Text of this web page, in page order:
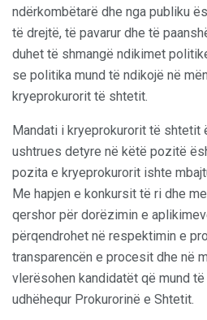
ndërkombëtarë dhe nga publiku
të drejtë, të pavarur dhe të
duhet të shmangë ndikimet
se politika mund të ndikojë në
kryeprokurorit të shtetit.
Mandati i kryeprokurorit të shtetit
ushtrues detyre në këtë pozitë
pozita e kryeprokurorit ishte
Me hapjen e konkursit të ri dhe
qershor për dorëzimin e
përqendrohet në respektimin e
transparencën e procesit dhe në
vlerësohen kandidatët që mund
udhëhequr Prokurorinë e Shtetit.